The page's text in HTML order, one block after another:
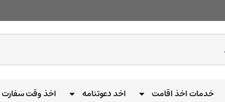
خدمات اخذ اقامت اخد دعوتنامه اخذ وقت سفارت